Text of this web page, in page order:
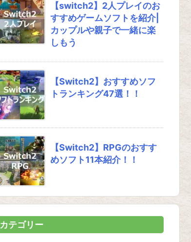
【switch2】2人プレイのお
すすめゲームソフトを紹介|
カップルや親子で一緒に楽
しもう
【Switch2】おすすめソフ
トランキング47選！！
【Switch2】RPGのおすす
めソフト11本紹介！！
カテゴリー